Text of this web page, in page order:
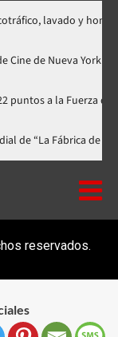
y homicidio
Festival de Cine de
Fuerza del Pueblo
mundial de “La
reservados.